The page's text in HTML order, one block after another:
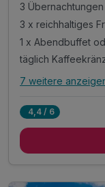
3
3 x reichhaltiges
1 x Abendbuffet
täglich
Alle
3 x reichhaltiges
7 weitere
4,4 / 6